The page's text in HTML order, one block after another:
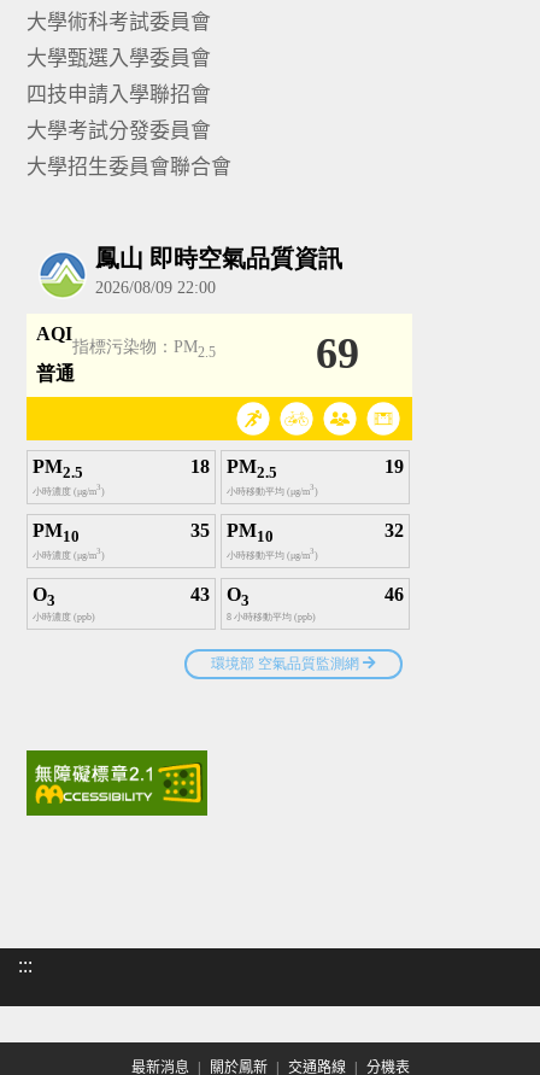
大學術科考試委員會
大學甄選入學委員會
四技申請入學聯招會
大學考試分發委員會
大學招生委員會聯合會
:::
最新消息 關於鳳新 交通路線 分機表